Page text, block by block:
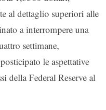
al dettaglio superiori alle
a interrompere una
settimane,
le aspettative
della Federal Reserve al